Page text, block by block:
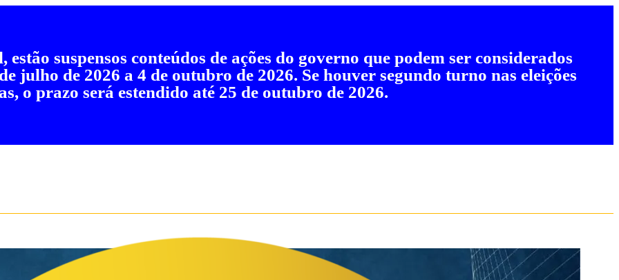
suspensos conteúdos de ações do governo que podem ser considerados
julho de 2026 a 4 de outubro de 2026. Se houver segundo turno nas eleições
o prazo será estendido até 25 de outubro de 2026.